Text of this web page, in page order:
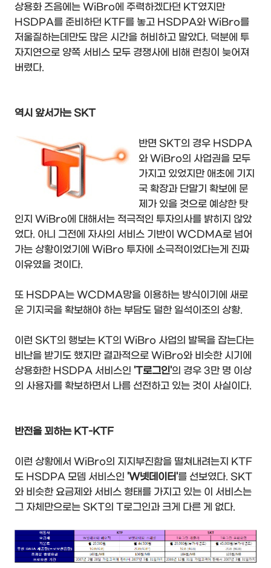
상용화 즈음에는 WiBro에 주력하겠다던 KT였지만
HSDPA를 준비하던 KTF를 놓고 HSDPA와 WiBro를
저울질하는데만도 많은 시간을 허비하고 말았다. 덕분에 투
자지연으로 양쪽 서비스 모두 경쟁사에 비해 런칭이 늦어져
버렸다.
역시 앞서가는 SKT
반면 SKT의 경우 HSDPA
와 WiBro의 사업권을 모두
가지고 있었지만 애초에 기지
국 확장과 단말기 확보에 문
제가 있을 것으로 예상한 탓
인지 WiBro에 대해서는 적극적인 투자의사를 밝히지 않았
었다. 아니 그전에 자사의 서비스 기반이 WCDMA로 넘어
가는 상황이었기에 WiBro 투자에 소극적이었다는게 진짜
이유였을 것이다.
또 HSDPA는 WCDMA망을 이용하는 방식이기에 새로
운 기지국을 확보해야 하는 부담도 덜한 일석이조의 상황.
이런 SKT의 행보는 KT의 WiBro 사업의 발목을 잡는다는
비난을 받기도 했지만 결과적으로 WiBro와 비슷한 시기에
상용화한 HSDPA 서비스인 'T로그인'의 경우 3만 명 이상
의 사용자를 확보하면서 나름 선전하고 있는 것이 사실이다.
반전을 꾀하는 KT-KTF
이런 상황에서 WiBro의 지지부진함을 떨쳐내려는지 KTF
도 HSDPA 모뎀 서비스인 'W넷데이터'를 선보였다. SKT
와 비슷한 요금제와 서비스 형태를 가지고 있는 이 서비스는
그 자체만으로는 SKT의 T로그인과 크게 다른 게 없다.